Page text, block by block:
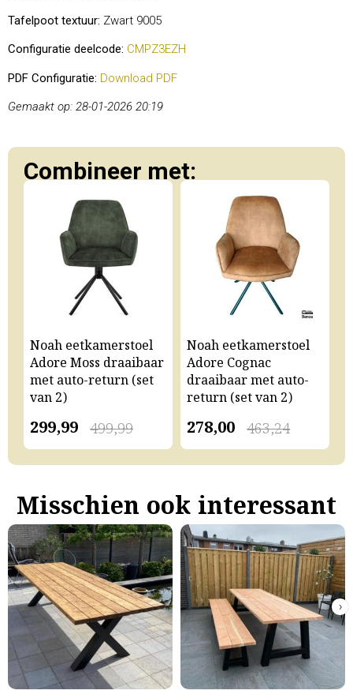
Tafelpoot textuur: Zwart 9005
Configuratie deelcode: CMPZ3EZH
PDF Configuratie: Download PDF
Gemaakt op: 28-01-2026 20:19
Combineer met:
Noah eetkamerstoel
Adore Moss draaibaar
met auto-return (set
van 2)
499,99
299,99
Noah eetkamerstoel
Adore Cognac
draaibaar met auto-
return (set van 2)
463,24
278,00
Misschien ook interessant
›